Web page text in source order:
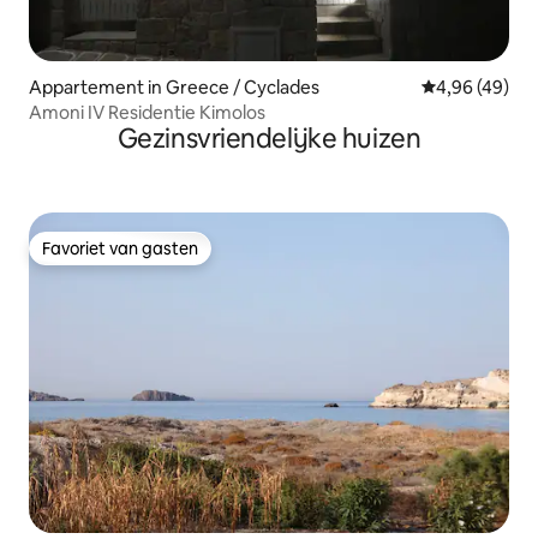
Appartement in Greece / Cyclades Gemiddelde
4,96 (49)
Αmoni IV Residentie Kimolos
Gezinsvriendelijke huizen
Favoriet van gasten
Favoriet van gasten